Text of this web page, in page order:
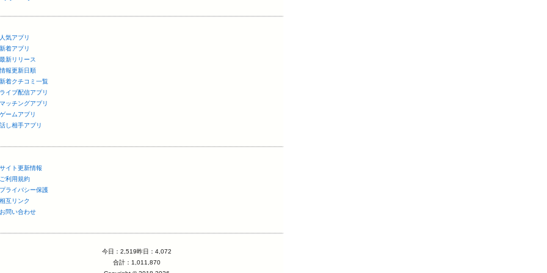
人気アプリ
新着アプリ
最新リリース
情報更新日順
新着クチコミ一覧
ライブ配信アプリ
マッチングアプリ
ゲームアプリ
話し相手アプリ
サイト更新情報
ご利用規約
プライバシー保護
相互リンク
お問い合わせ
今日：2,519昨日：4,072
合計：1,011,870